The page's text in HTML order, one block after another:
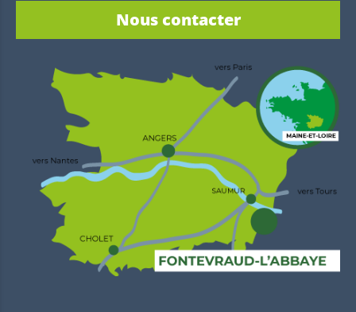
Nous contacter